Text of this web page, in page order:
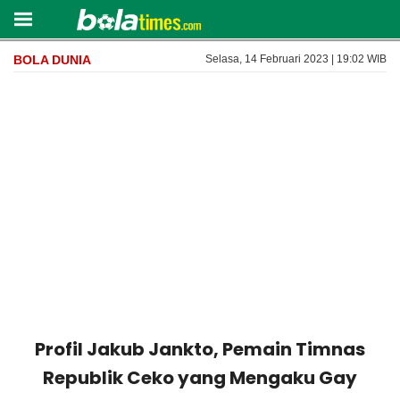
BOLA DUNIA Selasa, 14 Februari 2023 | 19:02 WIB
Profil Jakub Jankto, Pemain Timnas
Republik Ceko yang Mengaku Gay